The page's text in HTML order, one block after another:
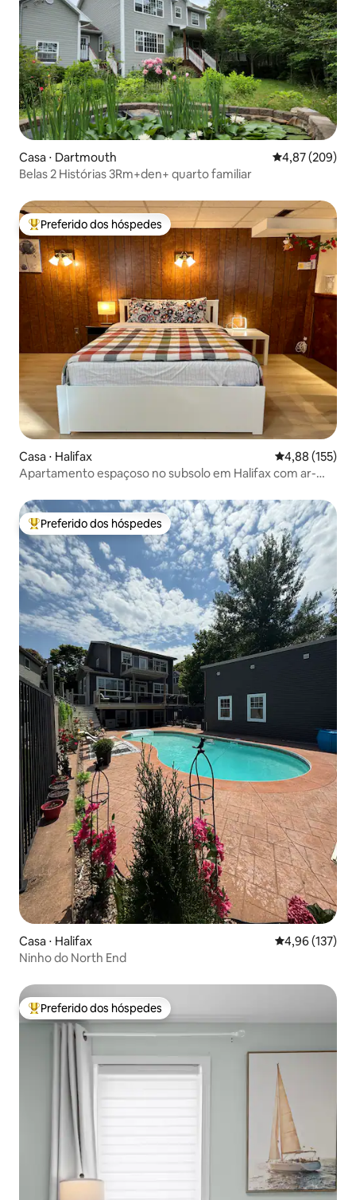
Casa ⋅ Dartmouth 4,87 de uma
4,87 (209)
Belas 2 Histórias 3Rm+den+ quarto familiar
Entre os melhores preferidos dos hóspedes
Preferido dos hóspedes
Casa ⋅ Halifax 4,88 de uma
4,88 (155)
Apartamento espaçoso no subsolo em Halifax com ar-
Entre os melhores preferidos dos hóspedes
Preferido dos hóspedes
Casa ⋅ Halifax 4,96 de uma
4,96 (137)
Ninho do North End
Entre os melhores preferidos dos hóspedes
Preferido dos hóspedes